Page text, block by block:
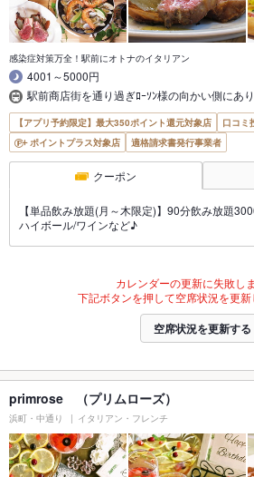
感染症対策万全！駅前にオトナのイタリアン
4001～5000円
駅前商店街を通り過ぎﾛｰｿﾝ様の向かい側にあ
【アプリ予約限定】最大350ポイント還元対象店 口コミ
ポイントプラス対象店
適格請求書発行事業者
クーポン
【単品飲み放題(月～木限定)】90分飲み放題
ハイボール/ワインなど♪
カレンダーの更新に失敗しま
下記ボタンを押して空席状況を更新
空席状況を更新する
primrose （プリムローズ）
浜町・中通り イタリアン・フレンチ